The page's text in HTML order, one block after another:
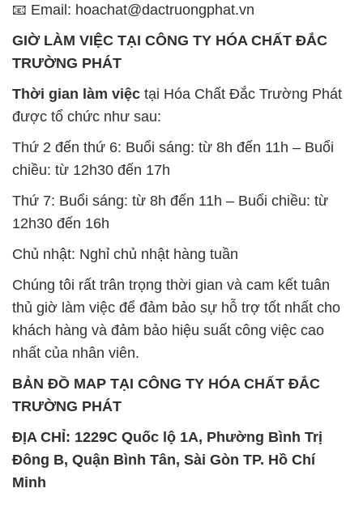
📧 Email: hoachat@dactruongphat.vn
GIỜ LÀM VIỆC TẠI CÔNG TY HÓA CHẤT ĐẮC
TRƯỜNG PHÁT
Thời gian làm việc tại Hóa Chất Đắc Trường Phát
được tổ chức như sau:
Thứ 2 đến thứ 6: Buổi sáng: từ 8h đến 11h – Buổi
chiều: từ 12h30 đến 17h
Thứ 7: Buổi sáng: từ 8h đến 11h – Buổi chiều: từ
12h30 đến 16h
Chủ nhật: Nghỉ chủ nhật hàng tuần
Chúng tôi rất trân trọng thời gian và cam kết tuân
thủ giờ làm việc để đảm bảo sự hỗ trợ tốt nhất cho
khách hàng và đảm bảo hiệu suất công việc cao
nhất của nhân viên.
BẢN ĐỒ MAP TẠI CÔNG TY HÓA CHẤT ĐẮC
TRƯỜNG PHÁT
ĐỊA CHỈ: 1229C Quốc lộ 1A, Phường Bình Trị
Đông B, Quận Bình Tân, Sài Gòn TP. Hồ Chí
Minh